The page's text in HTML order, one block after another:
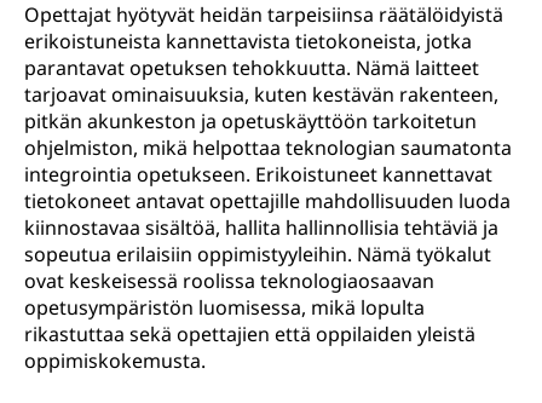
Opettajat hyötyvät heidän tarpeisiinsa räätälöidyistä
erikoistuneista kannettavista tietokoneista, jotka
parantavat opetuksen tehokkuutta. Nämä laitteet
tarjoavat ominaisuuksia, kuten kestävän rakenteen,
pitkän akunkeston ja opetuskäyttöön tarkoitetun
ohjelmiston, mikä helpottaa teknologian saumatonta
integrointia opetukseen. Erikoistuneet kannettavat
tietokoneet antavat opettajille mahdollisuuden luoda
kiinnostavaa sisältöä, hallita hallinnollisia tehtäviä ja
sopeutua erilaisiin oppimistyyleihin. Nämä työkalut
ovat keskeisessä roolissa teknologiaosaavan
opetusympäristön luomisessa, mikä lopulta
rikastuttaa sekä opettajien että oppilaiden yleistä
oppimiskokemusta.